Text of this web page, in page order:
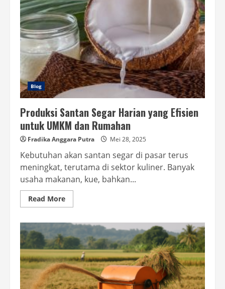
Blog
Produksi Santan Segar Harian yang Efisien
untuk UMKM dan Rumahan
Fradika Anggara Putra Mei 28, 2025
Kebutuhan akan santan segar di pasar terus
meningkat, terutama di sektor kuliner. Banyak
usaha makanan, kue, bahkan...
Read MoreRead
more
Santan
Segar
Harian
yang
Efisien
untuk
UMKM
dan
Rumahan